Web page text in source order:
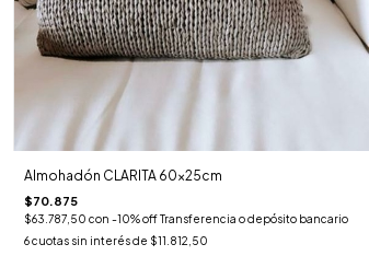
Almohadón CLARITA 60x25cm
$70.875
$63.787,50con -10% off Transferencia o depósito bancario
6cuotas sin interés de $11.812,50